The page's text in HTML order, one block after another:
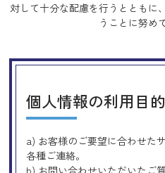
対して十分な配慮を行うとともに、
うことに努め
個人情報の利用目的
a) お客様のご要望に合わせた
各種ご連絡。
b) お問い合わせいただいたご